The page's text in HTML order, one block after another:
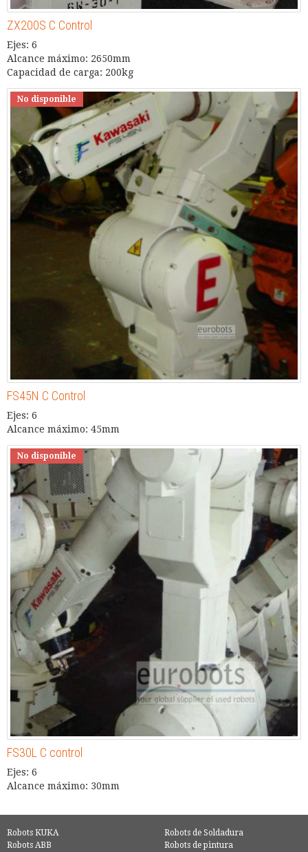
ZX200S C Control
Ejes: 6
Alcance máximo: 2650mm
Capacidad de carga: 200kg
No disponible
FS45N C Control
Ejes: 6
Alcance máximo: 45mm
No disponible
FS30L C control
Ejes: 6
Alcance máximo: 30mm
Robots KUKA
Robots ABB
Robots de Soldadura
Robots de pintura